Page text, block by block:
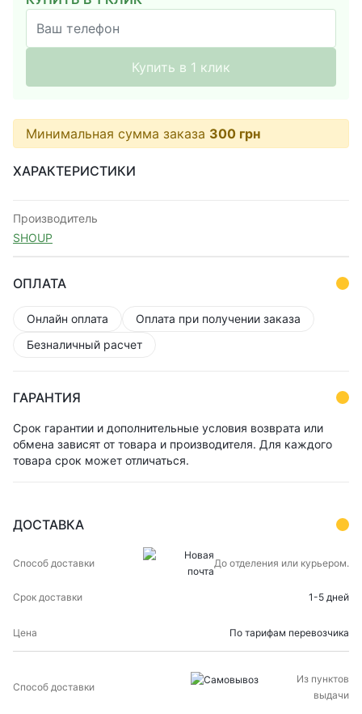
Купить в 1 клик
Минимальная сумма заказа 300 грн
ХАРАКТЕРИСТИКИ
Производитель
SHOUP
ОПЛАТА
Онлайн оплата
Оплата при получении заказа
Безналичный расчет
ГАРАНТИЯ
Срок гарантии и дополнительные условия возврата или
обмена зависят от товара и производителя. Для каждого
товара срок может отличаться.
ДОСТАВКА
ДОСТАВКИДОСТАВКИ
ЦЕНА До отделения или курьером.
1-5 дней
По тарифам перевозчика
Из пунктов
выдачи